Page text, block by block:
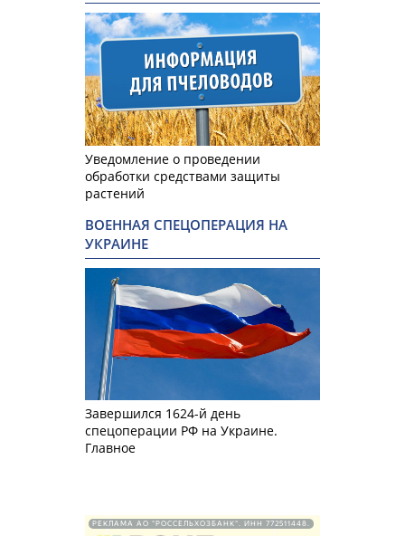
Уведомление о проведении
обработки средствами защиты
растений
ВОЕННАЯ СПЕЦОПЕРАЦИЯ НА
УКРАИНЕ
Завершился 1624-й день
спецоперации РФ на Украине.
Главное
РЕКЛАМА АО "РОССЕЛЬХОЗБАНК". ИНН 772511448.